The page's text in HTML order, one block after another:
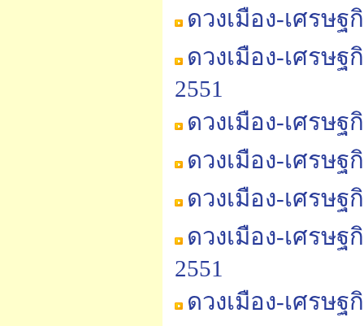
ดวงเมือง-เศรษ
ดวงเมือง-เศรษ
2551
ดวงเมือง-เศรษฐ
ดวงเมือง-เศรษฐ
ดวงเมือง-เศรษฐ
ดวงเมือง-เศรษ
2551
ดวงเมือง-เศรษ